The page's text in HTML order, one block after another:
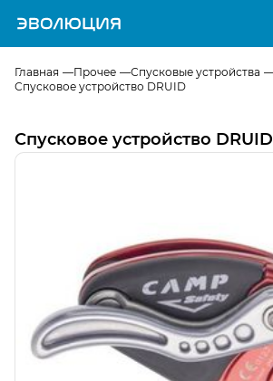
Перейти на главную страницу
Главная Прочее
Спусковые устройства
Спусковое устройство DRUID
Спусковое устройство DRUID